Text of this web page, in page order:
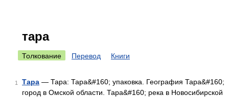
тара
Толкование Перевод Книги
1 Тара — Тара: Тара&#160; упаковка. География Тара&#160;
город в Омской области. Тара&#160; река в Новосибирской